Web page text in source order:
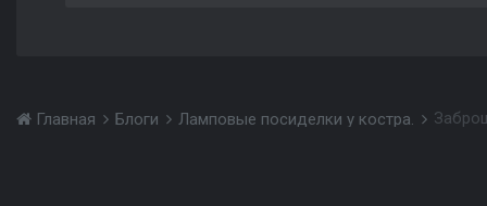
Главная Блоги Ламповые посиделки у костра.